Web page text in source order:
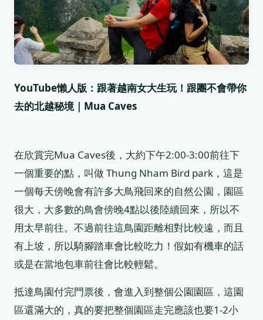
YouTube懶人版：跟著越南女大生玩！跟團不會帶你
去的北越秘境｜Mua Caves
在欣賞完Mua Caves後，大約下午2:00-3:00前往下
一個重要的點，叫做 Thung Nham Bird park，這是
一個每天傍晚會有許多大鳥飛回來的自然公園，園區
很大，大多數的鳥會傍晚4點以後陸續回來，所以不
用太早前往。不過前往這鳥園距離相對比較遠，而且
有上坡，所以騎腳踏車會比較吃力！假如有機車的話
或是在當地包車前往會比較輕鬆。
抵達鳥園付完門票後，會進入到整個公園園區，這園
區還滿大的，真的要把整個園區走完應該也要1-2小